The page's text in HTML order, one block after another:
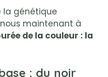
la génétique
maintenant à
de la couleur : la
: du noir